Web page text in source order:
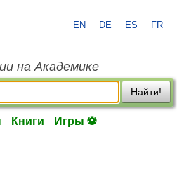
EN DE ES FR
на Академике
Найти!
Книги Игры ⚽